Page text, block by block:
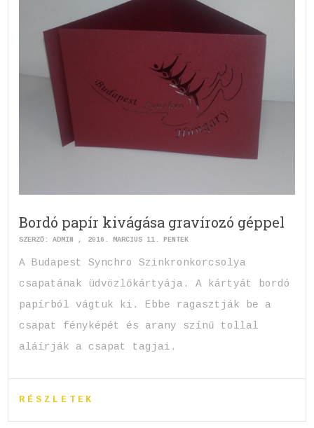
Bordó papír kivágása gravírozó géppel
SZERZŐ:ADMIN 2016. MÁRCIUS 11. PÉNTEK
A Budapest Synchro Szinkronkorcsolya
csapatának üdvözlőkártyája. A kártyát bordó
papírból vágtuk ki. Ebbe ragasztják be a
csapat fényképét és arany színű tollal
aláírják a csapat tagjai.
RÉSZLETEK